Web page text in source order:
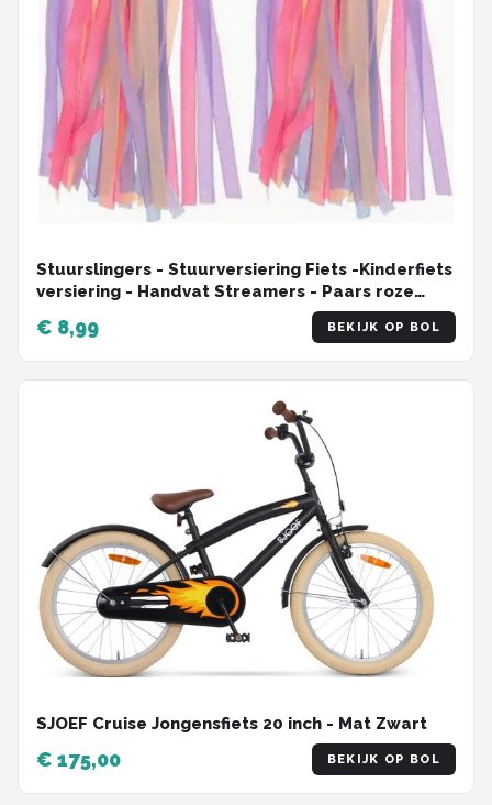
Stuurslingers - Stuurversiering Fiets -Kinderfiets
versiering - Handvat Streamers - Paars roze
€ 8,99 BEKIJK OP BOL
SJOEF Cruise Jongensfiets 20 inch - Mat Zwart
€ 175,00 BEKIJK OP BOL